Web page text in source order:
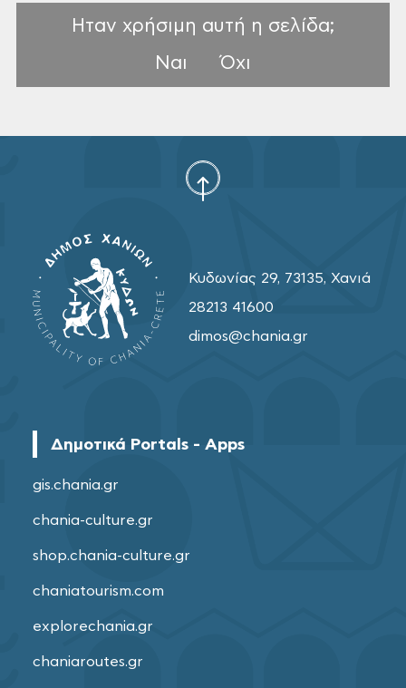
Ηταν χρήσιμη αυτή η σελίδα;
Ναι
Όχι
Κυδωνίας 29, 73135, Χανιά
28213 41600
dimos@chania.gr
Δημοτικά Portals - Apps
gis.chania.gr
chania-culture.gr
shop.chania-culture.gr
chaniatourism.com
explorechania.gr
chaniaroutes.gr